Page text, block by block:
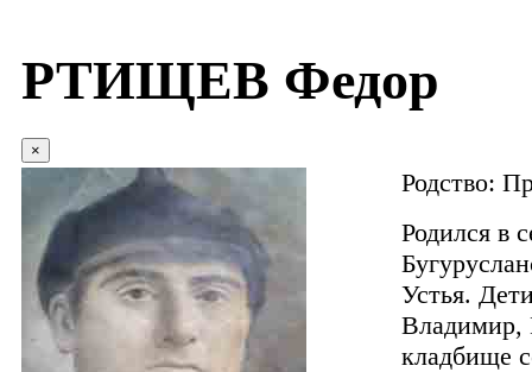
РТИЩЕВ Федор
×
Родство:
Родился в
Устья.
Владимир,
кладбище